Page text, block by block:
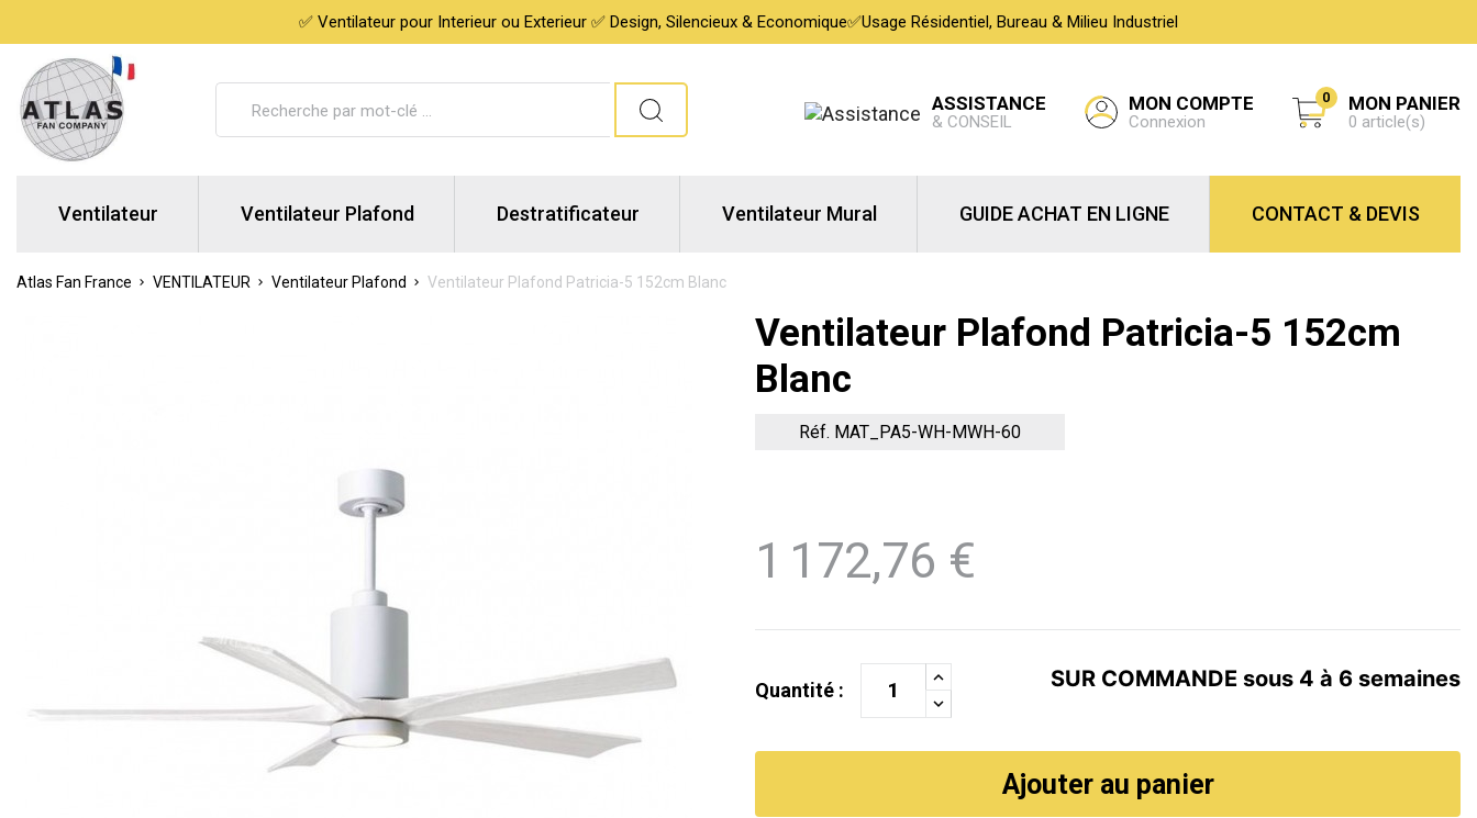
✅ Ventilateur pour Interieur ou Exterieur ✅ Design, Silencieux & Economique✅Usage Résidentiel, Bureau & Milieu Industriel
ASSISTANCE
& CONSEIL
MON COMPTE
Connexion
0 MON PANIER
0 article(s)
Ventilateur Ventilateur Plafond Destratificateur Ventilateur Mural GUIDE ACHAT EN LIGNE CONTACT & DEVIS
Atlas Fan France VENTILATEUR Ventilateur Plafond Ventilateur Plafond Patricia-5 152cm Blanc
Ventilateur Plafond Patricia-5 152cm
Blanc
Réf. MAT_PA5-WH-MWH-60
1 172,76 €
Quantité : SUR COMMANDE sous 4 à 6 semaines
Ajouter au panier